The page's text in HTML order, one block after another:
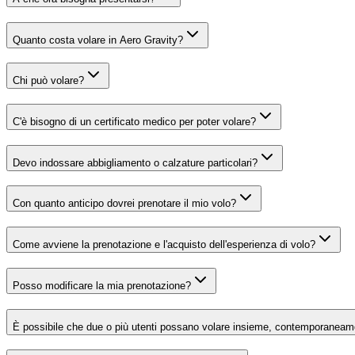
Quanto costa volare in Aero Gravity?
Chi può volare?
C'è bisogno di un certificato medico per poter volare?
Devo indossare abbigliamento o calzature particolari?
Con quanto anticipo dovrei prenotare il mio volo?
Come avviene la prenotazione e l'acquisto dell'esperienza di volo?
Posso modificare la mia prenotazione?
È possibile che due o più utenti possano volare insieme,